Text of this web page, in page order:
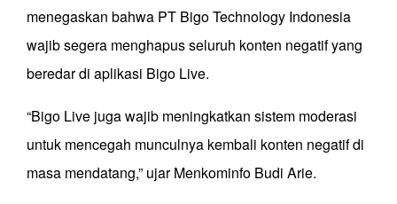
menegaskan bahwa PT Bigo Technology Indonesia
wajib segera menghapus seluruh konten negatif yang
beredar di aplikasi Bigo Live.
“Bigo Live juga wajib meningkatkan sistem moderasi
untuk mencegah munculnya kembali konten negatif di
masa mendatang,” ujar Menkominfo Budi Arie.